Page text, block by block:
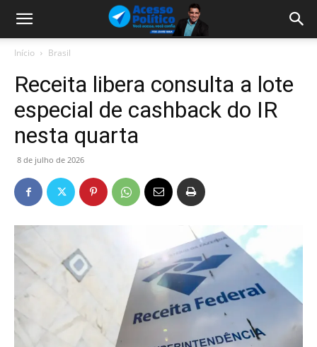
Início Brasil
Receita libera consulta a lote
especial de cashback do IR
nesta quarta
8 de julho de 2026